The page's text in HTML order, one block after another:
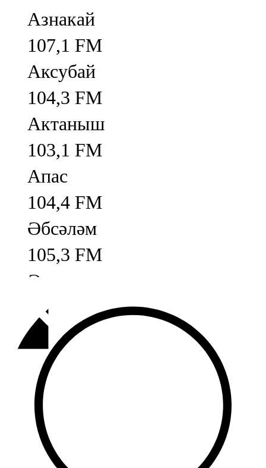
Азнакай
107,1 FM
Аксубай
104,3 FM
Актаныш
103,1 FM
Апас
104,4 FM
Әбсәләм
105,3 FM
Әлмәт
92,9 FM
Базарлы матак
107,1 FM
Балык бистәсе
104,9 FM
Баулы